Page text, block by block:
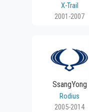
X-Trail
2001-2007
SsangYong
Rodius
2005-2014